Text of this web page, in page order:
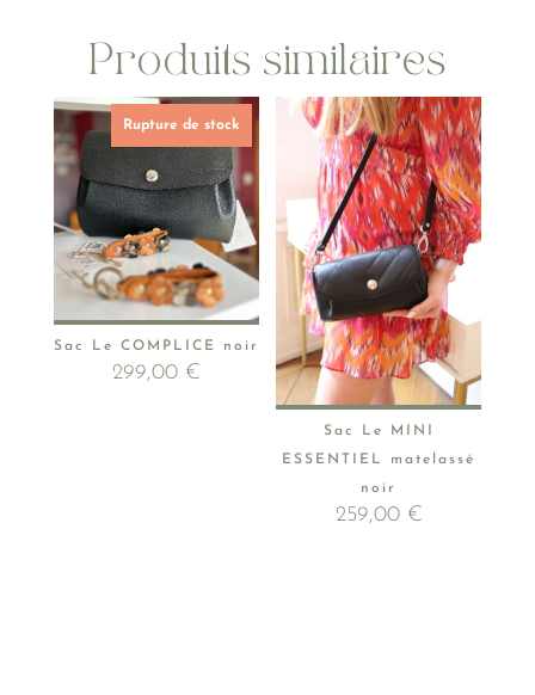
Produits similaires
Sac Le COMPLICE noir
299,00 €
Rupture de stock
Sac Le MINI
ESSENTIEL matelassé
noir
259,00 €